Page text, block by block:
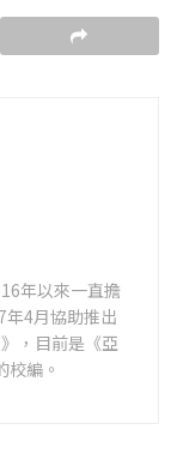
年以來一直擔
年4月協助推出
，目前是《亞
編。